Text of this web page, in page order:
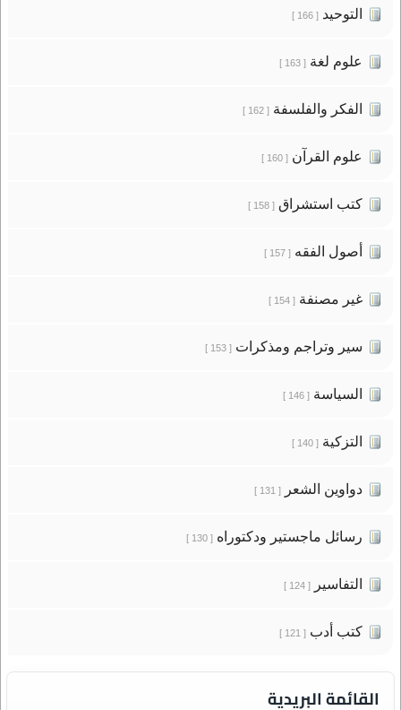
التوحيد[ 166 ]
علوم لغة[ 163 ]
الفكر والفلسفة[ 162 ]
علوم القرآن[ 160 ]
كتب استشراق[ 158 ]
أصول الفقه[ 157 ]
غير مصنفة[ 154 ]
سير وتراجم ومذكرات[ 153 ]
السياسة[ 146 ]
التزكية[ 140 ]
دواوين الشعر[ 131 ]
رسائل ماجستير ودكتوراه[ 130 ]
التفاسير[ 124 ]
كتب أدب[ 121 ]
القائمة البريدية